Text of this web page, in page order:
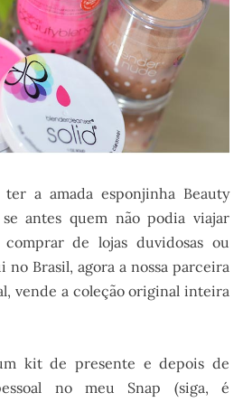
a amada esponjinha Beauty
antes quem não podia viajar
de lojas duvidosas ou
no Brasil, agora a nossa parceira
vende a coleção original inteira
kit de presente e depois de
no meu Snap (siga, é